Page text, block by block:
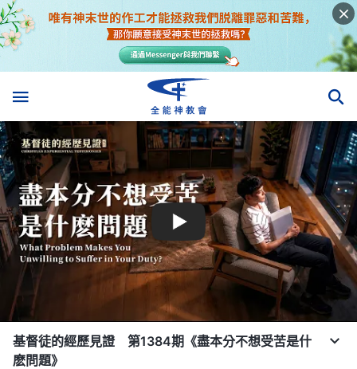
基督徒的經歷見證 第1384期《盡本分不想受苦是什
麽問題》